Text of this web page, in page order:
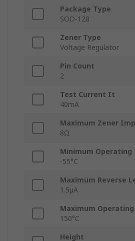
Package Type
SOD-128
Zener Type
Voltage Regulator
Pin Count
2
Test Current It
40mA
Maximum Zener
8Ω
Minimum Operating
-55°C
Maximum Reverse
1.5μA
Maximum
150°C
Height